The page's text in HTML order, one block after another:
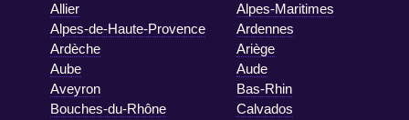
Allier
Alpes-Maritimes
Alpes-de-Haute-Provence
Ardennes
Ardèche
Ariège
Aube
Aude
Aveyron
Bas-Rhin
Bouches-du-Rhône
Calvados